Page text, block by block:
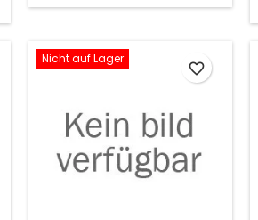
Nicht auf Lager
favorite_border